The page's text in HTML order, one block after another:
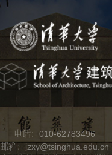
电话：010-62783496
邮箱：jzxy@tsinghua.edu.cn